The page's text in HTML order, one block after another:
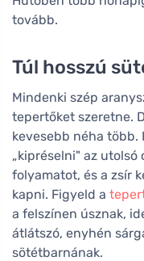
tovább.
Túl hosszú
Mindenki szép
tepertőket szeretne.
kevesebb néha több.
„kipréselni" az
folyamatot, és a zsír
kapni. Figyeld a
a felszínen úsznak,
átlátszó, enyhén
sötétbarnának.